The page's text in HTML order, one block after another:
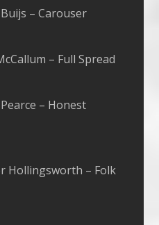
– Carouser
– Full Spread
– Honest
Hollingsworth – Folk